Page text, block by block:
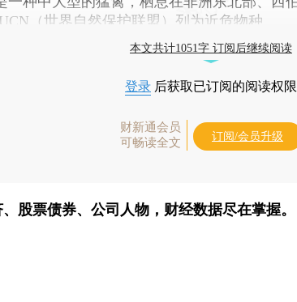
（世界自然保护联盟）列为近危物种。
本文共计1051字 订阅后继续阅读
登录 后获取已订阅的阅读权限
财新通会员
可畅读全文
订阅/会员升级
股票债券、公司人物，财经数据尽在掌握。